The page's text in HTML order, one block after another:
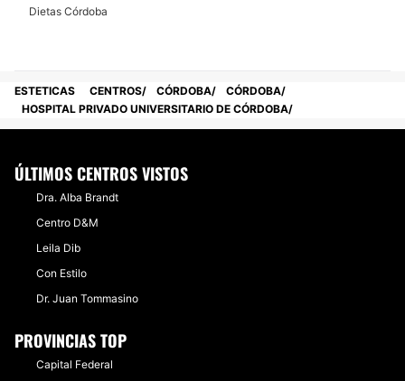
Dietas Córdoba
ESTETICAS CENTROS CÓRDOBA
CÓRDOBA
HOSPITAL PRIVADO UNIVERSITARIO DE CÓRDOBA
ÚLTIMOS CENTROS VISTOS
Dra. Alba Brandt
Centro D&M
Leila Dib
Con Estilo
Dr. Juan Tommasino
PROVINCIAS TOP
Capital Federal